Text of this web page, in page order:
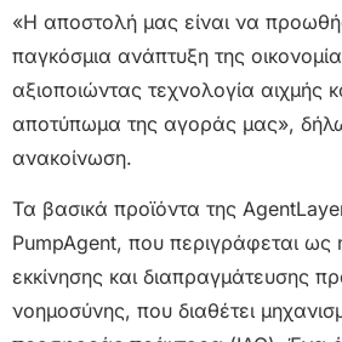
«Η αποστολή μας είναι να
παγκόσμια ανάπτυξη της
αξιοποιώντας τεχνολογία αιχμής
αποτύπωμα της αγοράς μας»,
ανακοίνωση.
Τα βασικά προϊόντα της
PumpAgent, που περιγράφεται
εκκίνησης και διαπραγμάτευσης
νοημοσύνης, που διαθέτει